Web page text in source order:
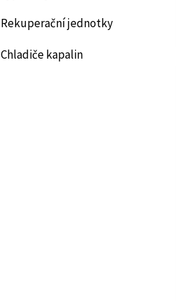
Rekuperační jednotky
Chladiče kapalin